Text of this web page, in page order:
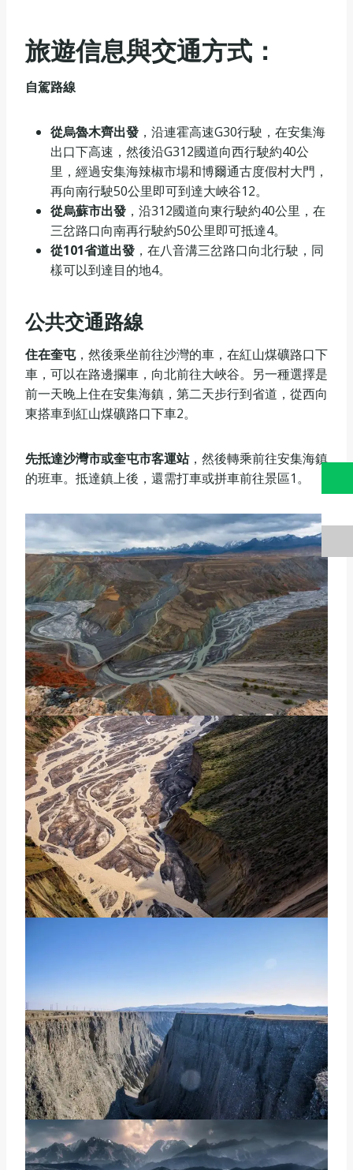
旅遊信息與交通方式：
自駕路線
從烏魯木齊出發 ‌，沿連霍高速G30行駛，在安集海
出口下高速，然後沿G312國道向西行駛約40公
里，經過安集海辣椒市場和博爾通古度假村大門，
再向南行駛50公里即可到達大峽谷‌12。
從烏蘇市出發 ‌，沿312國道向東行駛約40公里，在
三岔路口向南再行駛約50公里即可抵達‌4。
從101省道出發 ‌，在八音溝三岔路口向北行駛，同
樣可以到達目的地‌4。
公共交通路線
住在奎屯‌，然後乘坐前往沙灣的車，在紅山煤礦路口下
車，可以在路邊攔車，向北前往大峽谷。另一種選擇是
前一天晚上住在安集海鎮，第二天步行到省道，從西向
東搭車到紅山煤礦路口下車‌2。
先抵達沙灣市或奎屯市客運站‌，然後轉乘前往安集海鎮
的班車。抵達鎮上後，還需打車或拼車前往景區‌1。